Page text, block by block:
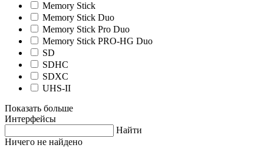
Memory Stick
Memory Stick Duo
Memory Stick Pro Duo
Memory Stick PRO-HG Duo
SD
SDHC
SDXC
UHS-II
Показать больше
Интерфейсы
Найти
Ничего не найдено